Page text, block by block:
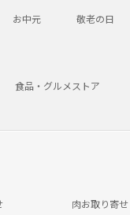
お中元 敬老の日
食品・グルメストア
肉お取り寄せ